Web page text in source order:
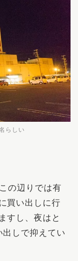
らしい
の辺りでは有
買い出しに行
すし、夜はと
しで抑えてい